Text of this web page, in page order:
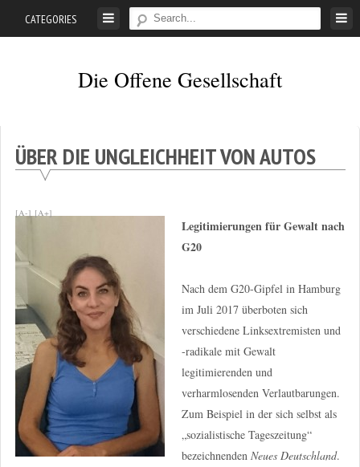
CATEGORIES
Die Offene Gesellschaft
ÜBER DIE UNGLEICHHEIT VON AUTOS
[A-] [A+]
Legitimierungen für Gewalt nach
G20
Nach dem G20-Gipfel in Hamburg
im Juli 2017 überboten sich
verschiedene Linksextremisten und
-radikale mit Gewalt
legitimierenden und
verharmlosenden Verlautbarungen.
Zum Beispiel in der sich selbst als
„sozialistische Tageszeitung“
bezeichnenden Neues Deutschland.